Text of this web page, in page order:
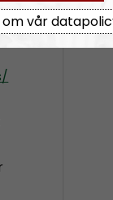
om vår